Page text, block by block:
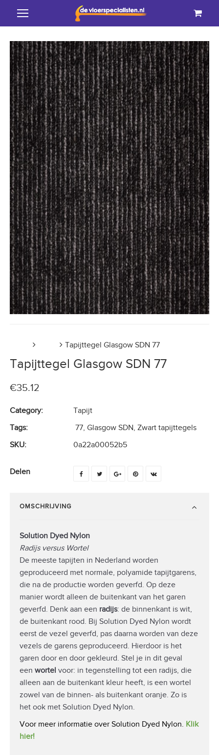
Tapijttegel Glasgow SDN 77
Tapijttegel Glasgow SDN 77
€35.12
Category:
Tapijt
Tags:
77, Glasgow SDN, Zwart tapijttegels
SKU:
0a22a00052b5
Delen
OMSCHRIJVING
Solution Dyed Nylon
Radijs versus Wortel
De meeste tapijten in Nederland worden
geproduceerd met normale, polyamide tapijtgarens,
die na de productie worden geverfd. Op deze
manier wordt alleen de buitenkant van het garen
geverfd. Denk aan een radijs: de binnenkant is wit,
de buitenkant rood. Bij Solution Dyed Nylon wordt
eerst de vezel geverfd, pas daarna worden van deze
vezels de garens geproduceerd. Hierdoor is het
garen door en door gekleurd. Stel je in dit geval
een wortel voor: in tegenstelling tot een radijs, die
alleen aan de buitenkant kleur heeft, is een wortel
zowel van de binnen- als buitenkant oranje. Zo is
het ook met Solution Dyed Nylon.
Voor meer informatie over Solution Dyed Nylon. Klik
hier!